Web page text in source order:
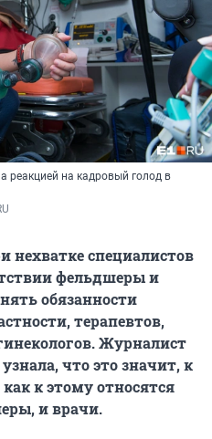
реакцией на кадровый голод в
нехватке специалистов
фельдшеры и
обязанности
терапевтов,
Журналист
узнала, что это значит, к
к этому относятся
и врачи.